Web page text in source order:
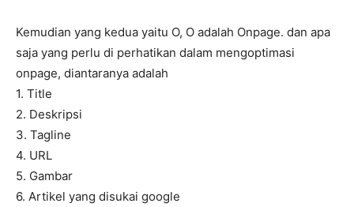
Kemudian yang kedua yaitu O, O adalah Onpage. dan apa
saja yang perlu di perhatikan dalam mengoptimasi
onpage, diantaranya adalah
1. Title
2. Deskripsi
3. Tagline
4. URL
5. Gambar
6. Artikel yang disukai google